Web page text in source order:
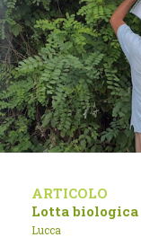
ARTICOLO
Lotta biologica
Lucca